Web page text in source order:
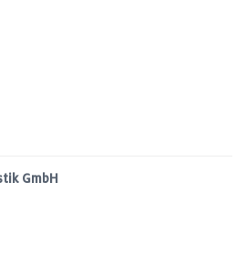
GmbH